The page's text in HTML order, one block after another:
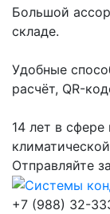
Большой
складе.
Удобные
расчёт, QR-
14 лет в
Отправляйте
+7 (988) 32-